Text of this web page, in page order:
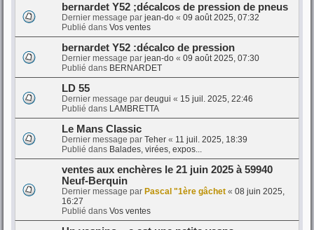
bernardet Y52 ;décalcos de pression de pneus
Dernier message par jean-do « 09 août 2025, 07:32
Publié dans Vos ventes
bernardet Y52 :décalco de pression
Dernier message par jean-do « 09 août 2025, 07:30
Publié dans BERNARDET
LD 55
Dernier message par deugui « 15 juil. 2025, 22:46
Publié dans LAMBRETTA
Le Mans Classic
Dernier message par Teher « 11 juil. 2025, 18:39
Publié dans Balades, virées, expos...
ventes aux enchères le 21 juin 2025 à 59940
Neuf-Berquin
Dernier message par Pascal "1ère gâchet « 08 juin 2025,
16:27
Publié dans Vos ventes